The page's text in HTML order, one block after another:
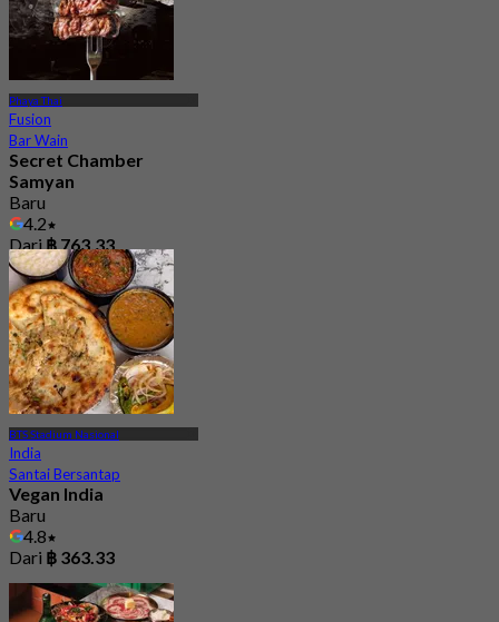
Phaya Thai
Fusion
Bar Wain
Secret Chamber
Samyan
Baru
4.2
Dari ฿ 763.33
BTS Stadium Nasional
India
Santai Bersantap
Vegan India
Baru
4.8
Dari ฿ 363.33